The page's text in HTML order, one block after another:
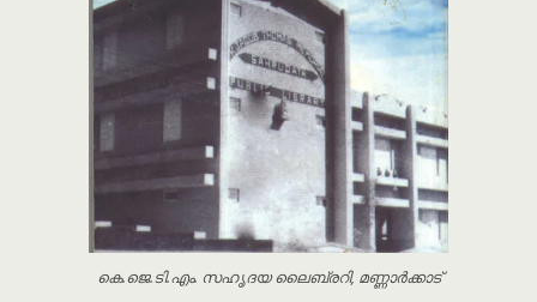
കെ.ജെ.ടി.എം. സഹൃദയ ലൈബ്രറി, മണ്ണാർക്കാട്